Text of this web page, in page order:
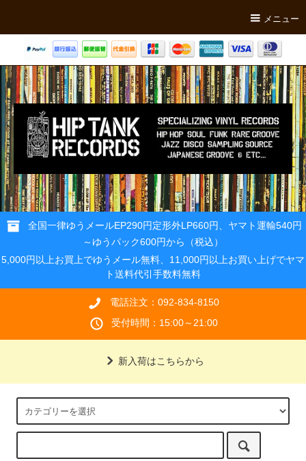
メニュー
全国一律ゆうメールEP290円定形外LP660円、ヤマト運輸540円
～ゆうパック600円から（税込）
5,000円以上お買上でゆうメール無料、11,000円以上お買い上げでヤマ
ト送料代引手数料無料
電話注文：092-834-8150
受付時間：15:00～21:00
新入荷はこちらから